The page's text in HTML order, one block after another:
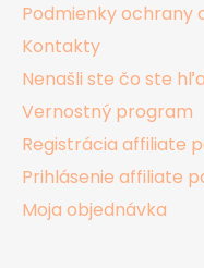
Podmienky ochrany
Kontakty
Nenašli ste čo ste
Vernostný program
Registrácia affiliate
Prihlásenie affiliate
Moja objednávka